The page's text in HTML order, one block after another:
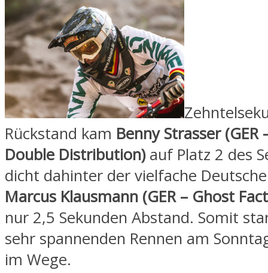
Rückstand kam Benny Strasser (GER
Double Distribution)auf Platz 2 des
dicht dahinter der vielfache
Marcus Klausmann (GER – Ghost
nur 2,5 Sekunden Abstand. Somit
sehr spannenden Rennen am
im Wege.